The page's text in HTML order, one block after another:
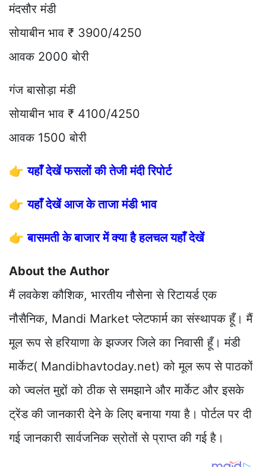
मंदसौर मंडी
सोयाबीन भाव ₹ 3900/4250
आवक 2000 बोरी
गंज बासोड़ा मंडी
सोयाबीन भाव ₹ 4100/4250
आवक 1500 बोरी
👉यहाँ देखें फसलों की तेजी मंदी रिपोर्ट
👉यहाँ देखें आज के ताजा मंडी भाव
👉बासमती के बाजार में क्या है हलचल यहाँ देखें
About the Author
मैं लवकेश कौशिक, भारतीय नौसेना से रिटायर्ड एक
नौसैनिक, Mandi Market प्लेटफार्म का संस्थापक हूँ। मैं
मूल रूप से हरियाणा के झज्जर जिले का निवासी हूँ। मंडी
मार्केट( Mandibhavtoday.net) को मूल रूप से पाठकों
को ज्वलंत मुद्दों को ठीक से समझाने और मार्केट और इसके
ट्रेंड की जानकारी देने के लिए बनाया गया है। पोर्टल पर दी
गई जानकारी सार्वजनिक स्रोतों से प्राप्त की गई है।